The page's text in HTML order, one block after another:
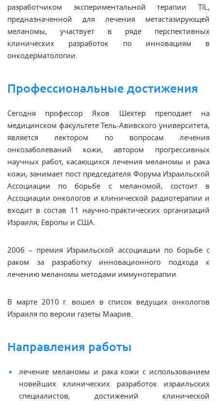
разработчиком экспериментальной терапии TIL,
предназначенной для лечения метастазирующей
меланомы, участвует в ряде перспективных
клинических разработок по инновациям в
онкодерматологии.
Профессиональные достижения
Сегодня профессор Яков Шехтер преподает на
медицинском факультете Тель-Авивского университета,
является лектором по вопросам лечения
онкозаболеваний кожи, автором прогрессивных
научных работ, касающихся лечения меланомы и рака
кожи, занимает пост председателя Форума Израильской
Ассоциации по борьбе с меланомой, состоит в
Ассоциации онкологов и клинической радиотерапии и
входит в состав 11 научно-практических организаций
Израиля, Европы и США.
2006 – премия Израильской ассоциации по борьбе с
раком за разработку инновационного подхода к
лечению меланомы методами иммунотерапии.
В марте 2010 г. вошел в список ведущих онкологов
Израиля по версии газеты Маарив.
Направления работы
лечение меланомы и рака кожи с использованием
новейших клинических разработок израильских
специалистов, достижений клинической